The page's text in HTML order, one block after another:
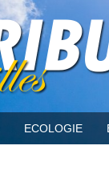
ECOLOGIE